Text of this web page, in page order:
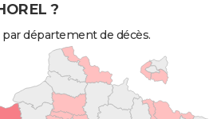
?
département de décès.